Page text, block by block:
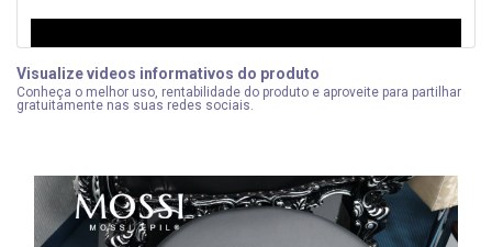
Visualize videos informativos do produto
Conheça o melhor uso, rentabilidade do produto e aproveite para partilhar
gratuitamente nas suas redes sociais.